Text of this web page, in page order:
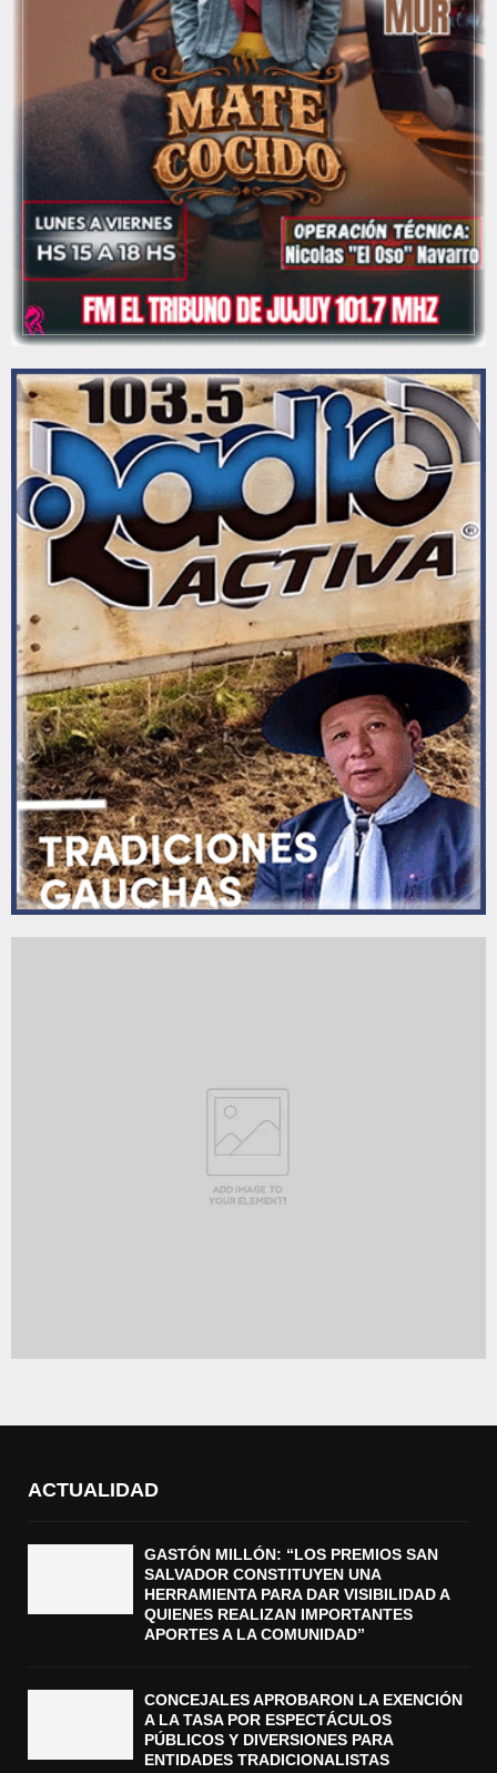
ACTUALIDAD
GASTÓN MILLÓN: “LOS PREMIOS SAN
SALVADOR CONSTITUYEN UNA
HERRAMIENTA PARA DAR VISIBILIDAD A
QUIENES REALIZAN IMPORTANTES
APORTES A LA COMUNIDAD”
CONCEJALES APROBARON LA EXENCIÓN
A LA TASA POR ESPECTÁCULOS
PÚBLICOS Y DIVERSIONES PARA
ENTIDADES TRADICIONALISTAS